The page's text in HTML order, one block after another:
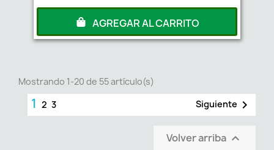
AGREGAR AL CARRITO
Mostrando 1-20 de 55 artículo(s)
1 2 3 Siguiente 
Volver arriba 